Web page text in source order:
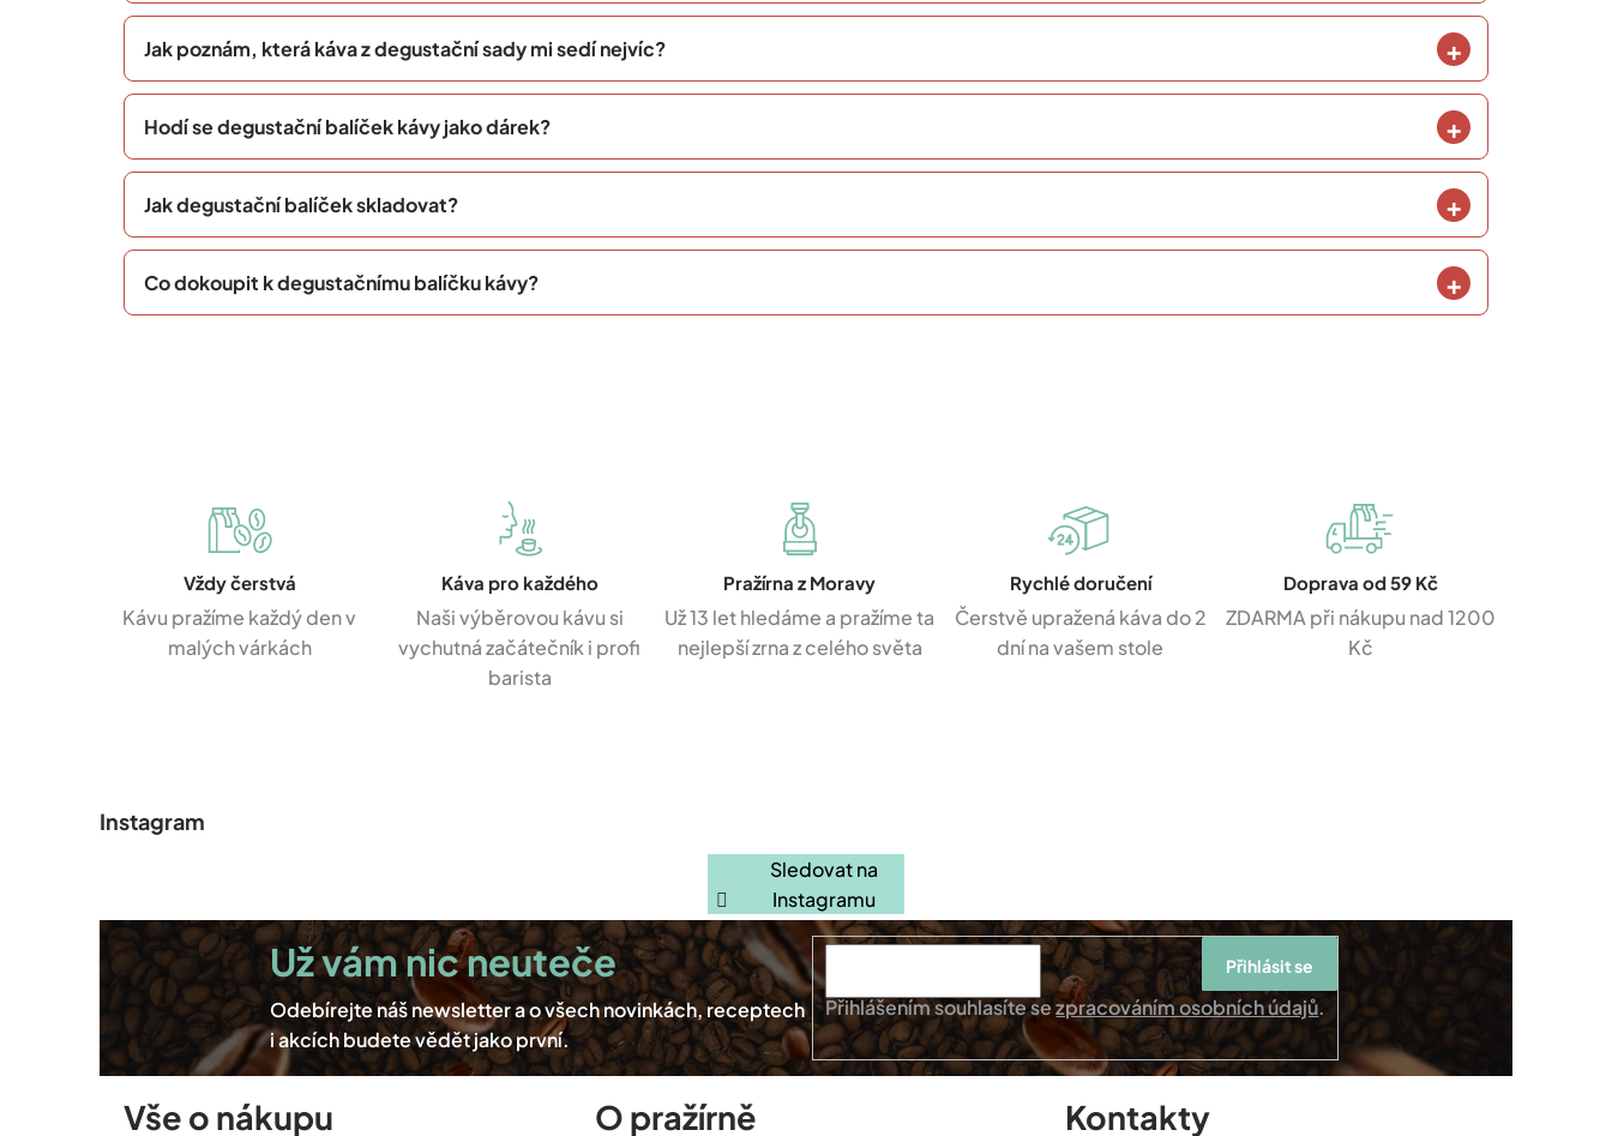
Jak poznám, která káva z degustační sady mi sedí nejvíc?
Hodí se degustační balíček kávy jako dárek?
Jak degustační balíček skladovat?
Co dokoupit k degustačnímu balíčku kávy?
Vždy čerstvá
Kávu pražíme každý den v
malých várkách
Káva pro každého
Naši výběrovou kávu si
vychutná začátečník i profi
barista
Pražírna z Moravy
Už 13 let hledáme a pražíme ta
nejlepší zrna z celého světa
Rychlé doručení
Čerstvě upražená káva do 2
dní na vašem stole
Doprava od 59 Kč
ZDARMA při nákupu nad 1200
Kč
Instagram
Sledovat na
Instagramu
Přihlášením souhlasíte sezpracováním osobních údajů.
Přihlásit se
Vše o nákupu O pražírně Kontakty